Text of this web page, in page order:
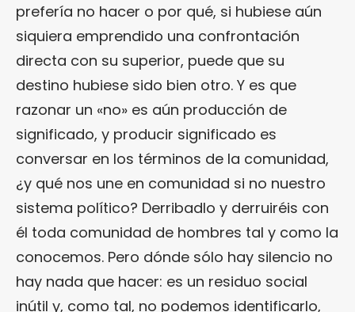
prefería no hacer o por qué, si hubiese aún
siquiera emprendido una confrontación
directa con su superior, puede que su
destino hubiese sido bien otro. Y es que
razonar un «no» es aún producción de
significado, y producir significado es
conversar en los términos de la comunidad,
¿y qué nos une en comunidad si no nuestro
sistema político? Derribadlo y derruiréis con
él toda comunidad de hombres tal y como la
conocemos. Pero dónde sólo hay silencio no
hay nada que hacer: es un residuo social
inútil y, como tal, no podemos identificarlo,